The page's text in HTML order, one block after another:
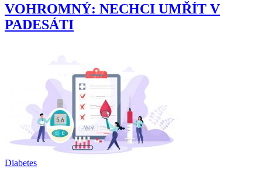
VOHROMNÝ: NECHCI UMŘÍT V
PADESÁTI
Diabetes